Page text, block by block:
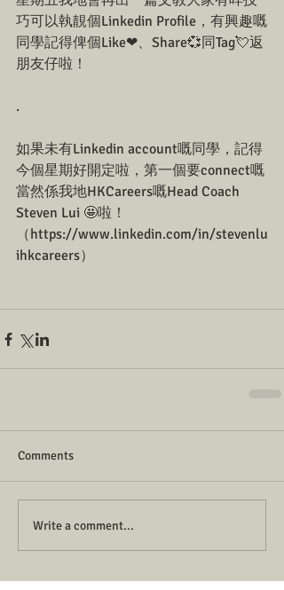
巧可以執靚個Linkedin Profile，有興趣嘅
同學記得俾個Like❤、Share💞同Tag💘返
朋友仔啦！
.
如果未有Linkedin account嘅同學，記得
今個星期好開定啦，第一個要connect嘅
當然係我地HKCareers嘅Head Coach
Steven Lui 🤩啦！
（https://www.linkedin.com/in/stevenlu
ihkcareers）
Comments
Write a comment...